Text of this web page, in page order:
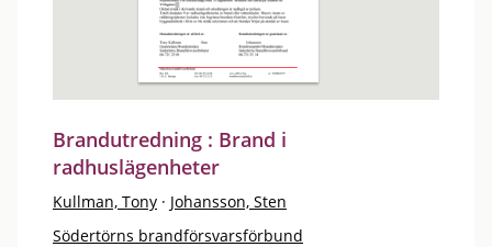
Brandutredning : Brand i
radhuslägenheter
Kullman, Tony · Johansson, Sten
Södertörns brandförsvarsförbund